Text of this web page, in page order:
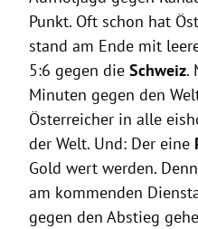
Punkt. Oft schon hat
stand am Ende mit
5:6 gegen die Schweiz.
Minuten gegen den
Österreicher in alle
der Welt. Und: Der eine
Gold wert werden.
am kommenden
gegen den Abstieg